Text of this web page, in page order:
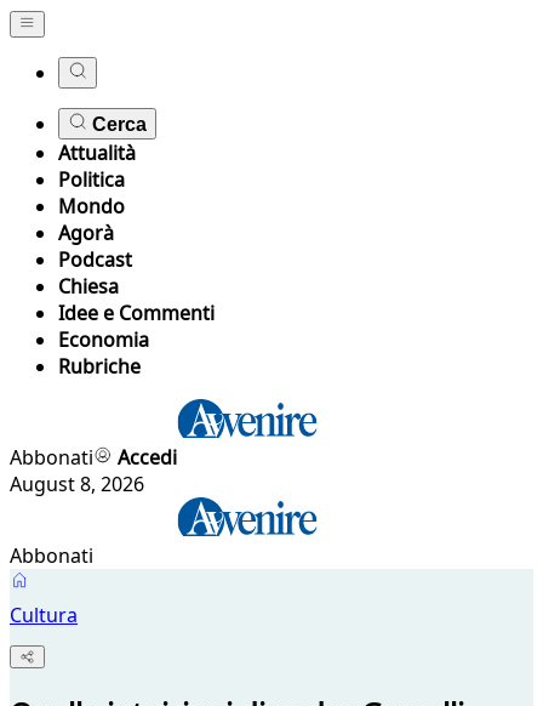
Cerca
Attualità
Politica
Mondo
Agorà
Podcast
Chiesa
Idee e Commenti
Economia
Rubriche
Abbonati
Accedi
August 8, 2026
Abbonati
Cultura